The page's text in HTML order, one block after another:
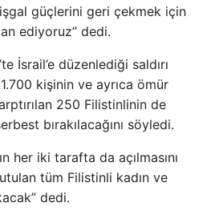
güçlerini geri çekmek için
ediyoruz” dedi.
İsrail’e düzenlediği saldırı
kişinin ve ayrıca ömür
250 Filistinlinin de
bırakılacağını söyledi.
her iki tarafta da açılmasını
tüm Filistinli kadın ve
dedi.